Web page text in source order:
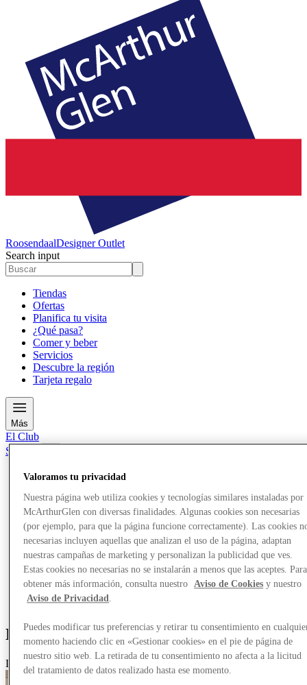
RoosendaalDesigner Outlet
Search input
Tiendas
Ofertas
Planifica tu visita
¿Qué pasa?
Comer y beber
Servicios
Descubre la región
Tarjeta regalo
Más
El Club
Salvado
Ofertas
Planifica tu visita
¿Qué pasa?
Comer y beber
Servicios
Descubre la región
Tarjeta regalo
Más
Novedades
Destacado
Valoramos tu privacidad
Nuestra página web utiliza cookies y tecnologías similares instaladas por
McArthurGlen con diversas finalidades. Algunas cookies son necesarias
(por ejemplo, para que la página funcione correctamente). Las cookies
necesarias incluyen aquellas que analizan el uso de la página, adaptan
nuestras campañas de marketing y personalizan la publicidad que ves.
Estas cookies no necesarias no se instalarán a menos que las aceptes. Para
obtener más información, consulta nuestro
Aviso de Cookies y nuestro
Aviso de Privacidad.
Puedes modificar tus preferencias y retirar tu consentimiento en
momento haciendo clic en «Gestionar cookies» en el pie de página de
nuestro sitio web. La retirada de tu consentimiento no afecta a la licitud
del tratamiento de datos realizado hasta ese momento.